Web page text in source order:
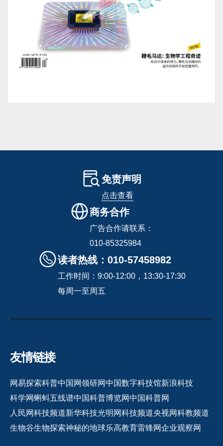
免责声明
点击查看
商务合作
广告合作请联系：
010-85325984
读者热线：010-57458982
工作时间：9:00-12:00，13:30-17:30
每周一至周五
友情链接
网易探索科普中国网领研网中国数字科技馆新浪科技
科学网蝌蚪五线谱中国科普博览网中国科普网
人民网科技频道新华科技光明网科技频道央视网科教频道
生物谷生物探索神秘的地球乐高教育雷锋网企业观察网